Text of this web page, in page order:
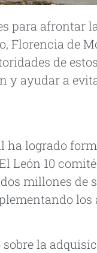
para afrontar
de
de
y ayudar a
ha logrado
León 10
millones de
los
la